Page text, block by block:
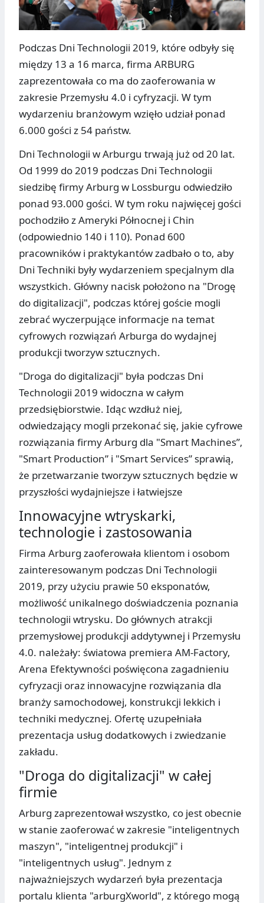
Podczas Dni Technologii 2019, które odbyły się
między 13 a 16 marca, firma ARBURG
zaprezentowała co ma do zaoferowania w
zakresie Przemysłu 4.0 i cyfryzacji. W tym
wydarzeniu branżowym wzięło udział ponad
6.000 gości z 54 państw.
Dni Technologii w Arburgu trwają już od 20 lat.
Od 1999 do 2019 podczas Dni Technologii
siedzibę firmy Arburg w Lossburgu odwiedziło
ponad 93.000 gości. W tym roku najwięcej gości
pochodziło z Ameryki Północnej i Chin
(odpowiednio 140 i 110). Ponad 600
pracowników i praktykantów zadbało o to, aby
Dni Techniki były wydarzeniem specjalnym dla
wszystkich. Główny nacisk położono na "Drogę
do digitalizacji", podczas której goście mogli
zebrać wyczerpujące informacje na temat
cyfrowych rozwiązań Arburga do wydajnej
produkcji tworzyw sztucznych.
"Droga do digitalizacji" była podczas Dni
Technologii 2019 widoczna w całym
przedsiębiorstwie. Idąc wzdłuż niej,
odwiedzający mogli przekonać się, jakie cyfrowe
rozwiązania firmy Arburg dla "Smart Machines”,
"Smart Production” i "Smart Services” sprawią,
że przetwarzanie tworzyw sztucznych będzie w
przyszłości wydajniejsze i łatwiejsze
Innowacyjne wtryskarki,
technologie i zastosowania
Firma Arburg zaoferowała klientom i osobom
zainteresowanym podczas Dni Technologii
2019, przy użyciu prawie 50 eksponatów,
możliwość unikalnego doświadczenia poznania
technologii wtrysku. Do głównych atrakcji
przemysłowej produkcji addytywnej i Przemysłu
4.0. należały: światowa premiera AM-Factory,
Arena Efektywności poświęcona zagadnieniu
cyfryzacji oraz innowacyjne rozwiązania dla
branży samochodowej, konstrukcji lekkich i
techniki medycznej. Ofertę uzupełniała
prezentacja usług dodatkowych i zwiedzanie
zakładu.
"Droga do digitalizacji" w całej
firmie
Arburg zaprezentował wszystko, co jest obecnie
w stanie zaoferować w zakresie "inteligentnych
maszyn", "inteligentnej produkcji" i
"inteligentnych usług". Jednym z
najważniejszych wydarzeń była prezentacja
portalu klienta "arburgXworld", z którego mogą